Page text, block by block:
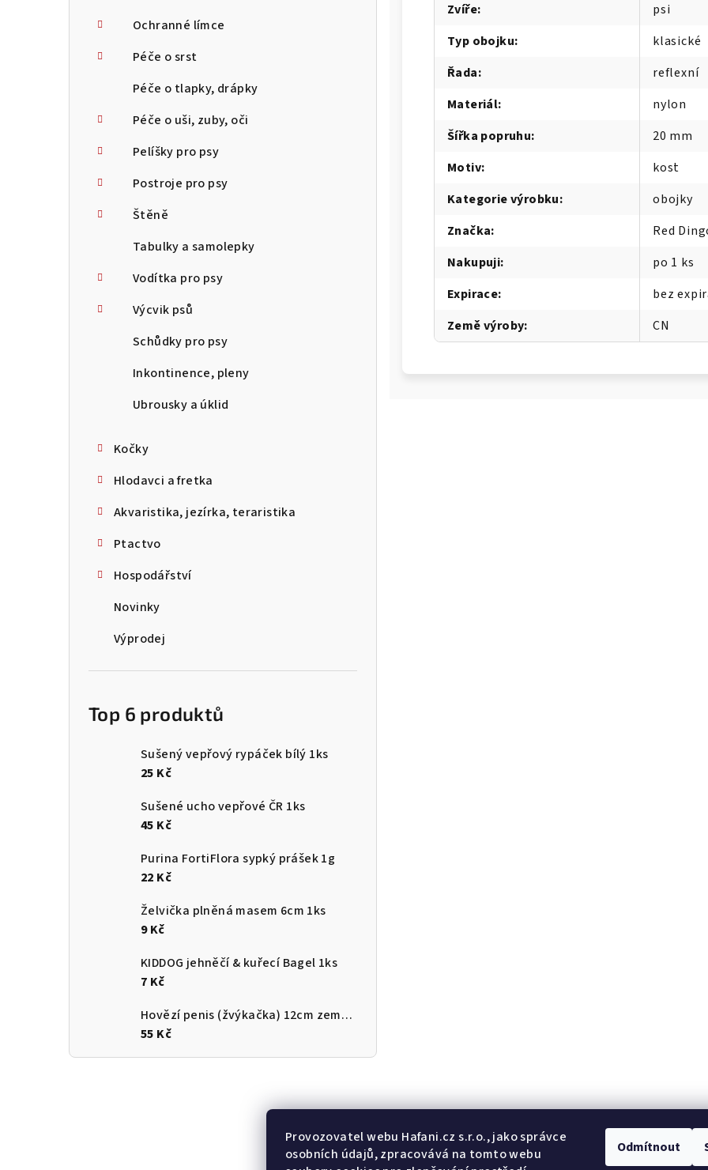
Provozovatel webu Hafani.cz s.r.o., jako správce
osobních údajů, zpracovává na tomto webu
Odmítnout
Ochranné límce
Péče o srst
Péče o tlapky, drápky
Péče o uši, zuby, oči
Pelíšky pro psy
Postroje pro psy
Štěně
Tabulky a samolepky
Vodítka pro psy
Výcvik psů
Schůdky pro psy
Inkontinence, pleny
Ubrousky a úklid
Kočky
Hlodavci a fretka
Akvaristika, jezírka, teraristika
Ptactvo
Hospodářství
Novinky
Výprodej
Top 6 produktů
Sušený vepřový rypáček bílý 1ks
25 Kč
Sušené ucho vepřové ČR 1ks
45 Kč
Purina FortiFlora sypký prášek 1g
22 Kč
Želvička plněná masem 6cm 1ks
9 Kč
KIDDOG jehněčí & kuřecí Bagel 1ks
7 Kč
Hovězí penis (žvýkačka) 12cm země původu ČR
55 Kč
Zvíře:
psi
Typ obojku:
klasické
Řada:
reflexní
Materiál:
nylon
Šířka popruhu:
20 mm
Motiv:
kost
Kategorie výrobku:
obojky
Značka:
Red
Nakupuji:
po 1 ks
Expirace:
bez
Země výroby: CN